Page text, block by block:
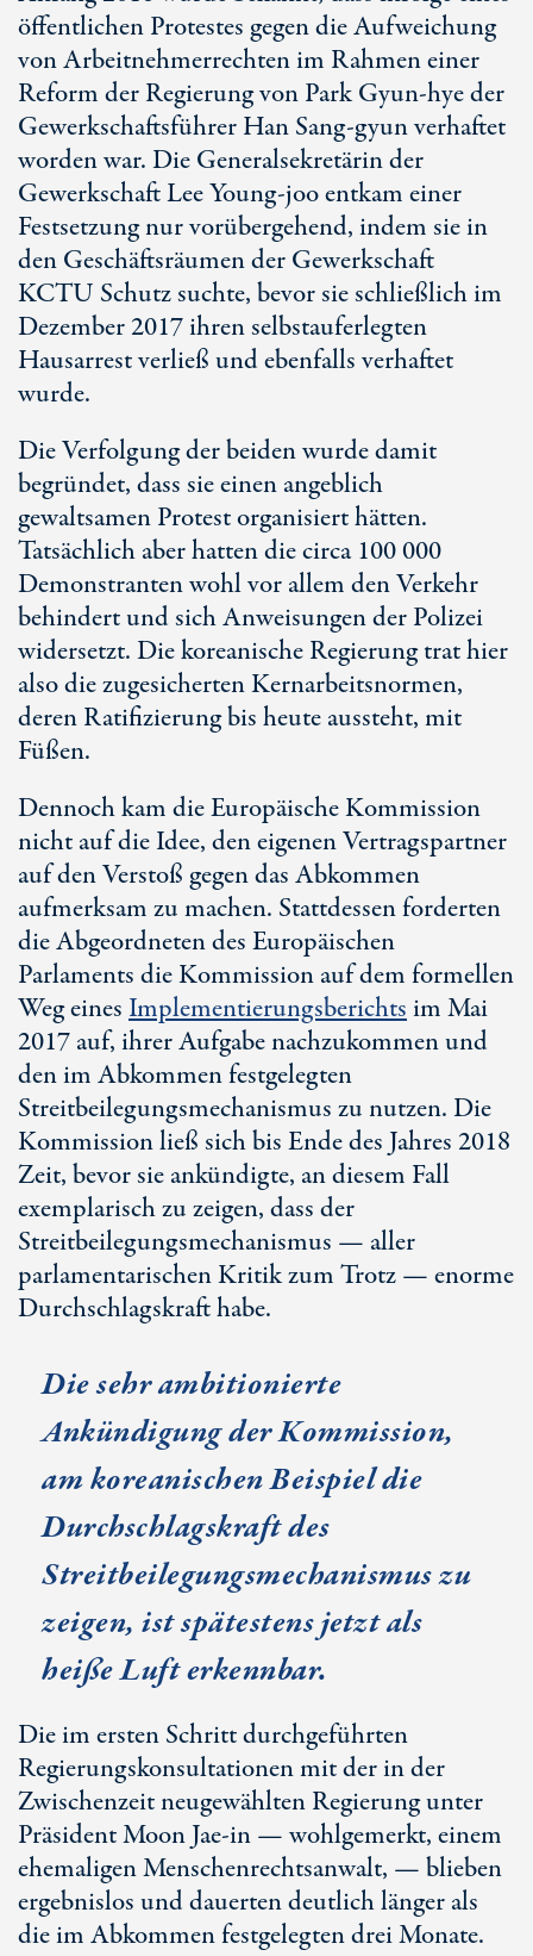
öffentlichen Protestes gegen die Aufweichung
von Arbeitnehmerrechten im Rahmen einer
Reform der Regierung von Park Gyun-hye der
Gewerkschaftsführer Han Sang-gyun verhaftet
worden war. Die Generalsekretärin der
Gewerkschaft Lee Young-joo entkam einer
Festsetzung nur vorübergehend, indem sie in
den Geschäftsräumen der Gewerkschaft
KCTU Schutz suchte, bevor sie schließlich im
Dezember 2017 ihren selbstauferlegten
Hausarrest verließ und ebenfalls verhaftet
wurde.
Die Verfolgung der beiden wurde damit
begründet, dass sie einen angeblich
gewaltsamen Protest organisiert hätten.
Tatsächlich aber hatten die circa 100 000
Demonstranten wohl vor allem den Verkehr
behindert und sich Anweisungen der Polizei
widersetzt. Die koreanische Regierung trat hier
also die zugesicherten Kernarbeitsnormen,
deren Ratifizierung bis heute aussteht, mit
Füßen.
Dennoch kam die Europäische Kommission
nicht auf die Idee, den eigenen Vertragspartner
auf den Verstoß gegen das Abkommen
aufmerksam zu machen. Stattdessen forderten
die Abgeordneten des Europäischen
Parlaments die Kommission auf dem formellen
Weg einesImplementierungsberichtsim Mai
2017 auf, ihrer Aufgabe nachzukommen und
den im Abkommen festgelegten
Streitbeilegungsmechanismus zu nutzen. Die
Kommission ließ sich bis Ende des Jahres 2018
Zeit, bevor sie ankündigte, an diesem Fall
exemplarisch zu zeigen, dass der
Streitbeilegungsmechanismus — aller
parlamentarischen Kritik zum Trotz — enorme
Durchschlagskraft habe.
Die sehr ambitionierte
Ankündigung der Kommission,
am koreanischen Beispiel die
Durchschlagskraft des
Streitbeilegungsmechanismus zu
zeigen, ist spätestens jetzt als
heiße Luft erkennbar.
Die im ersten Schritt durchgeführten
Regierungskonsultationen mit der in der
Zwischenzeit neugewählten Regierung unter
Präsident Moon Jae-in — wohlgemerkt, einem
ehemaligen Menschenrechtsanwalt, — blieben
ergebnislos und dauerten deutlich länger als
die im Abkommen festgelegten drei Monate.